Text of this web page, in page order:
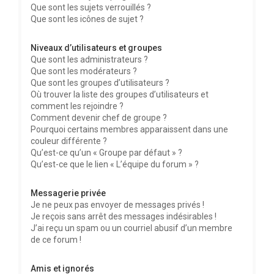
Que sont les sujets verrouillés ?
Que sont les icônes de sujet ?
Niveaux d’utilisateurs et groupes
Que sont les administrateurs ?
Que sont les modérateurs ?
Que sont les groupes d’utilisateurs ?
Où trouver la liste des groupes d’utilisateurs et
comment les rejoindre ?
Comment devenir chef de groupe ?
Pourquoi certains membres apparaissent dans une
couleur différente ?
Qu’est-ce qu’un « Groupe par défaut » ?
Qu’est-ce que le lien « L’équipe du forum » ?
Messagerie privée
Je ne peux pas envoyer de messages privés !
Je reçois sans arrêt des messages indésirables !
J’ai reçu un spam ou un courriel abusif d’un membre
de ce forum !
Amis et ignorés